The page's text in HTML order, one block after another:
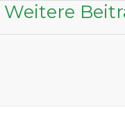
Weitere